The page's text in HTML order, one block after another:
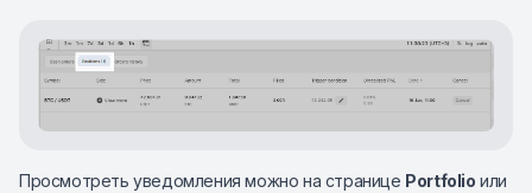
Просмотреть уведомления можно на странице Portfolio или